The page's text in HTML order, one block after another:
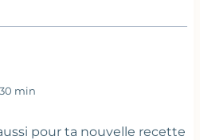
min
pour ta nouvelle recette